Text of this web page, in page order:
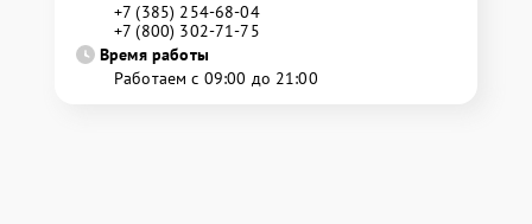
+7 (385) 254-68-04
+7 (800) 302-71-75
Время работы
Работаем с 09:00 до 21:00